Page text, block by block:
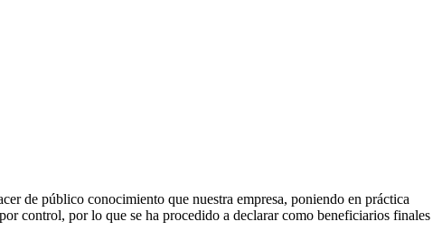
de público conocimiento que nuestra empresa, poniendo en práctica
control, por lo que se ha procedido a declarar como beneficiarios finales